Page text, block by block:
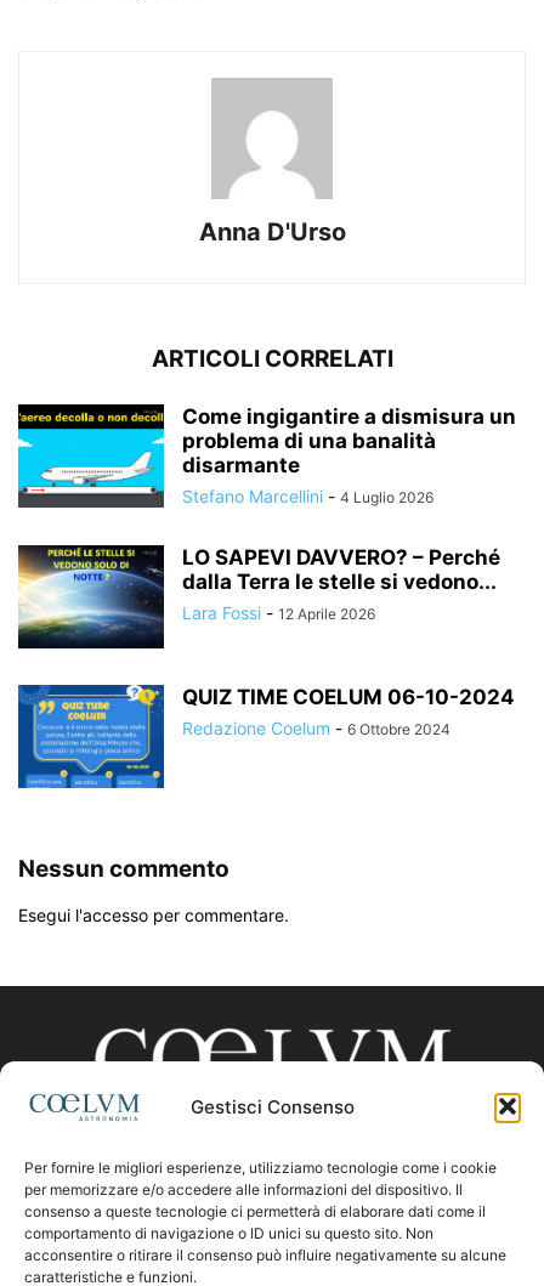
Gestisci Consenso
Per fornire le migliori esperienze, utilizziamo tecnologie come i cookie
per memorizzare e/o accedere alle informazioni del dispositivo. Il
consenso a queste tecnologie ci permetterà di elaborare dati come il
comportamento di navigazione o ID unici su questo sito. Non
acconsentire o ritirare il consenso può influire negativamente su alcune
caratteristiche e funzioni.
Anna D'Urso
ARTICOLI CORRELATI
Come ingigantire a dismisura un
problema di una banalità
disarmante
Stefano Marcellini - 4 Luglio 2026
LO SAPEVI DAVVERO? – Perché
dalla Terra le stelle si vedono...
Lara Fossi - 12 Aprile 2026
QUIZ TIME COELUM 06-10-2024
Redazione Coelum - 6 Ottobre 2024
Nessun commento
Esegui l'accesso per commentare.
CHI SIAMO
Contattaci:coelumastro@coelum.com